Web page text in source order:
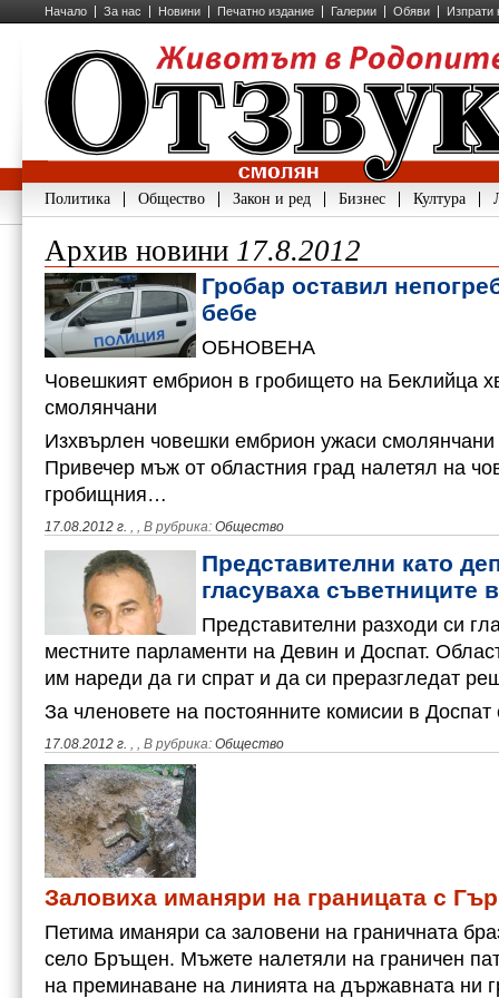
Начало За нас Новини Печатно издание Галерии Обяви Изпрати
Политика Общество Закон и ред Бизнес Култура
Архив новини 17.8.2012
Гробар оставил
бебе
ОБНОВЕНА
Човешкият ембрион в гробището на Беклийца
смолянчани
Изхвърлен човешки ембрион ужаси
Привечер мъж от областния град налетял на
гробищния…
17.08.2012 г. , , В рубрика: Общество
Представителни като
гласуваха съветниците
Представителни разходи си
местните парламенти на Девин и Доспат.
им нареди да ги спрат и да си преразгледат
За членовете на постоянните комисии в
17.08.2012 г. , , В рубрика: Общество
Заловиха иманяри на границата с
Петима иманяри са заловени на граничната
село Бръщен. Мъжете налетяли на граничен
на преминаване на линията на държавната ни